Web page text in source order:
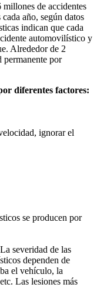
millones de accidentes
año, según datos
indican que cada
automovilístico y
Alrededor de 2
permanente por
diferentes factores:
ignorar el
se producen por
severidad de las
dependen de
el vehículo, la
Las lesiones más